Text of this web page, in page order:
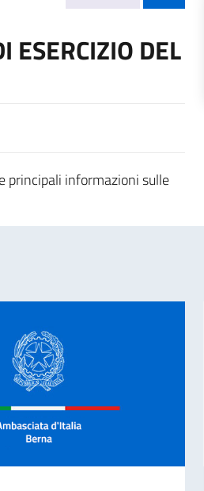
ESERCIZIO DEL
principali informazioni sulle